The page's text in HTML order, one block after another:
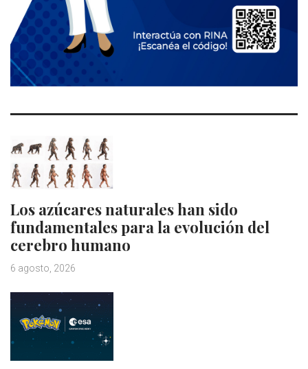
Los azúcares naturales han sido
fundamentales para la evolución del
cerebro humano
6 agosto, 2026